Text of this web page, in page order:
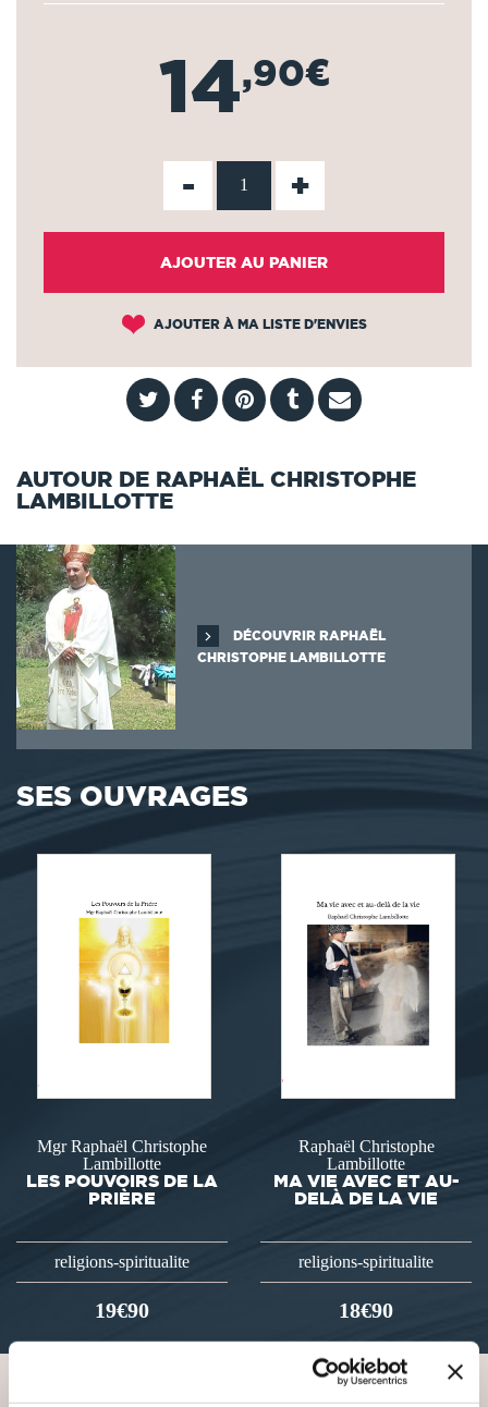
14,90€
- +
AJOUTER AU PANIER
AJOUTER À MA LISTE D'ENVIES
AUTOUR DE RAPHAËL CHRISTOPHE
LAMBILLOTTE
DÉCOUVRIR RAPHAËL
CHRISTOPHE LAMBILLOTTE
SES OUVRAGES
Mgr Raphaël Christophe
Lambillotte
LES POUVOIRS DE LA
PRIÈRE
religions-spiritualite
19€90
Raphaël Christophe
Lambillotte
MA VIE AVEC ET AU-
DELÀ DE LA VIE
religions-spiritualite
18€90